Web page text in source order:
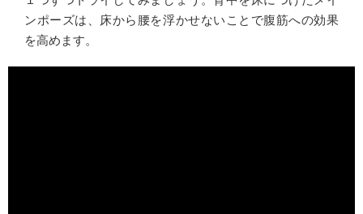
ンポーズは、床から腰を浮かせないことで腹筋への効果
を高めます。